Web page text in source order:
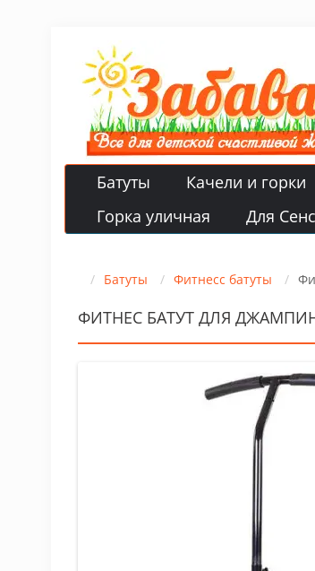
Батуты Качели и горки
Горка уличная
Для
Батуты Фитнесс батуты
ФИТНЕС БАТУТ ДЛЯ